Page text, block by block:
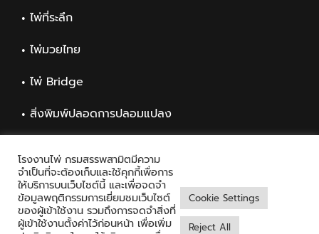
ไพ่ที่ระลึก
ไพ่มวยไทย
ไพ่ Bridge
สิ่งพิมพ์ปลอดการปลอมแปลง
โรงงานไพ่ กรมสรรพสามิตมีความ
จำเป็นที่จะต้องเก็บและใช้คุกกี้เพื่อการ
ให้บริการบนเว็บไซต์นี้ และเพื่อจดจำ
ข้อมูลพฤติกรรมการเยี่ยมชมเว็บไซต์
ของผู้เข้าใช้งาน รวมถึงการจดจำสิ่งที่
ผู้เข้าใช้งานตั้งค่าไว้ก่อนหน้า เพื่อเพิ่ม
Cookie Settings
Reject All